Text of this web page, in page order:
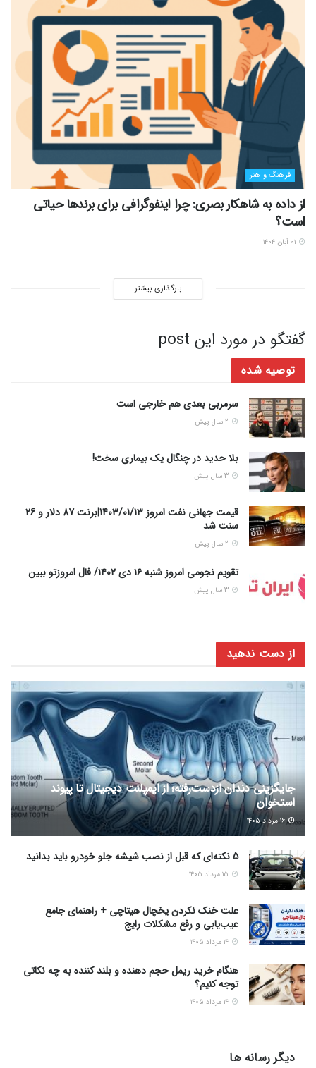
فرهنگ و هنر
از داده به شاهکار بصری: چرا اینفوگرافی برای برندها حیاتی
است؟
بارگذاری بیشتر
گفتگو در مورد این post
توصیه شده
سرمربی بعدی هم خارجی است
بلا حدید در چنگال یک بیماری سخت!
قیمت جهانی نفت امروز 1403/01/13|برنت 87 دلار و 26
سنت شد
تقویم نجومی امروز شنبه ۱۶ دی ۱۴۰۲/ فال امروزتو ببین
از دست ندهید
جایگزینی دندان ازدست‌رفته؛ از ایمپلنت دیجیتال تا پیوند
استخوان
۱۶ مرداد ۱۴۰۵
5 نکته‌ای که قبل از نصب شیشه جلو خودرو باید بدانید
علت خنک نکردن یخچال هیتاچی + راهنمای جامع
عیب‌یابی و رفع مشکلات رایج
هنگام خرید ریمل حجم دهنده و بلند کننده به چه نکاتی
توجه کنیم؟
دیگر رسانه ها